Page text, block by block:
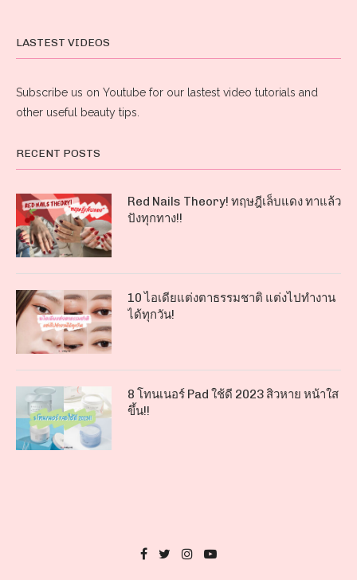
LASTEST VIDEOS
Subscribe us on Youtube for our lastest video tutorials and
other useful beauty tips.
RECENT POSTS
Red Nails Theory! ทฤษฎีเล็บแดง ทาแล้ว
ปังทุกทาง!!
10 ไอเดียแต่งตาธรรมชาติ แต่งไปทำงาน
ได้ทุกวัน!
8 โทนเนอร์ Pad ใช้ดี 2023 สิวหาย หน้าใส
ขึ้น!!